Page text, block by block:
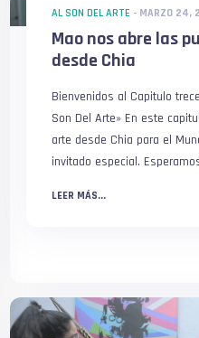
AL SON DEL ARTE - MARZO 24,
Mao nos abre las
desde Chia
Bienvenidos al Capitulo
Son Del Arte» En este
arte desde Chia para el
invitado especial.
LEER MÁS...